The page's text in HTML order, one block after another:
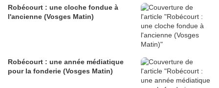
Robécourt : une cloche fondue à
l'ancienne (Vosges Matin)
Robécourt : une année médiatique
pour la fonderie (Vosges Matin)